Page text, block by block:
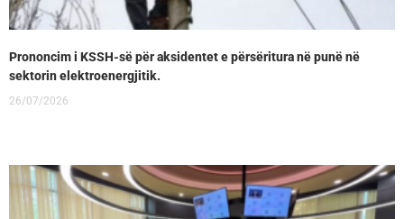
Prononcim i KSSH-së për aksidentet e përsëritura në punë në
sektorin elektroenergjitik.
26/07/2026